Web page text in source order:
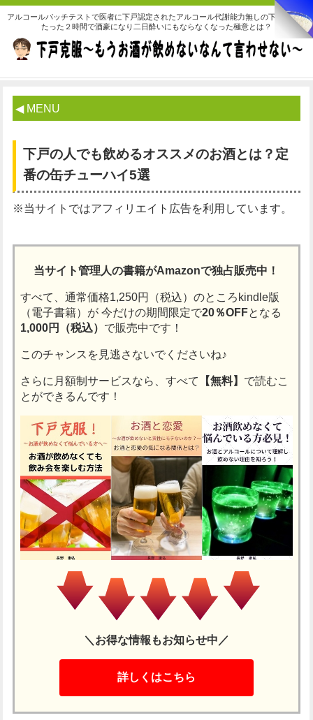
アルコールパッチテストで医者に下戸認定されたアルコール代謝能力無しの下戸な私が
たった２時間で酒豪になり二日酔いにもならなくなった極意とは？
◀ MENU
下戸の人でも飲めるオススメのお酒とは？定
番の缶チューハイ5選
※当サイトではアフィリエイト広告を利用しています。
当サイト管理人の書籍がAmazonで独占販売中！
すべて、通常価格1,250円（税込）のところkindle版
（電子書籍）が今だけの期間限定で20％OFFとなる
1,000円（税込） で販売中です！
このチャンスを見逃さないでくださいね♪
さらに月額制サービスなら、すべて 【無料】 で読むこ
とができるんです！
＼お得な情報もお知らせ中／
詳しくはこちら